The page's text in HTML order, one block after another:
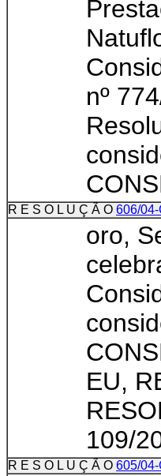
nº
R E S O L U Ç Ã O 606/
oro,
EU,
109/
R E S O L U Ç Ã O 605/